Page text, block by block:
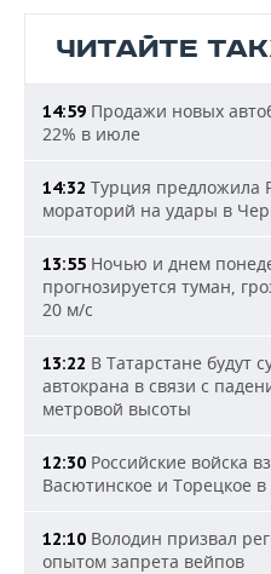
ЧИТАЙТЕ
14:59 Продажи новых
22% в июле
14:32 Турция предложила
мораторий на удары в
13:55 Ночью и днем
прогнозируется туман,
20 м/с
13:22 В Татарстане будут
автокрана в связи с
метровой высоты
12:30 Российские войска
Васютинское и Торецкое
12:10 Володин призвал
опытом запрета вейпов